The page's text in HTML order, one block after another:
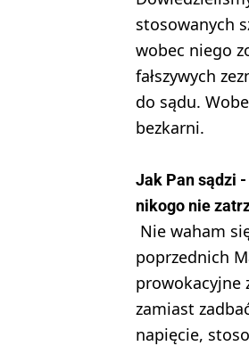
stosowanych
wobec niego
fałszywych
do sądu.
bezkarni.
Jak Pan sądzi
nikogo nie
Nie waham
poprzednich
prowokacyjne
zamiast
napięcie,